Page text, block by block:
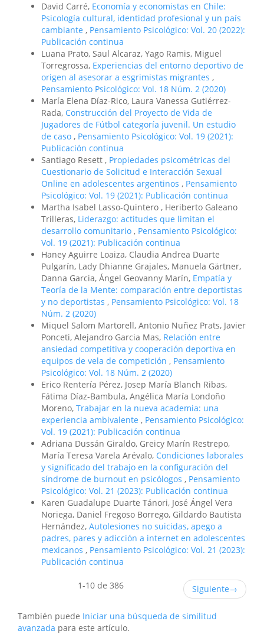
David Carré, Economía y economistas en Chile:
Psicología cultural, identidad profesional y un país
cambiante , Pensamiento Psicológico: Vol. 20 (2022):
Publicación continua
Luana Prato, Saul Alcaraz, Yago Ramis, Miguel
Torregrossa, Experiencias del entorno deportivo de
origen al asesorar a esgrimistas migrantes ,
Pensamiento Psicológico: Vol. 18 Núm. 2 (2020)
María Elena Díaz-Rico, Laura Vanessa Gutiérrez-
Rada, Construcción del Proyecto de Vida de
Jugadores de Fútbol categoría juvenil. Un estudio
de caso , Pensamiento Psicológico: Vol. 19 (2021):
Publicación continua
Santiago Resett , Propiedades psicométricas del
Cuestionario de Solicitud e Interacción Sexual
Online en adolescentes argentinos , Pensamiento
Psicológico: Vol. 19 (2021): Publicación continua
Martha Isabel Lasso-Quintero , Heriberto Galeano
Trilleras, Liderazgo: actitudes que limitan el
desarrollo comunitario , Pensamiento Psicológico:
Vol. 19 (2021): Publicación continua
Haney Aguirre Loaiza, Claudia Andrea Duarte
Pulgarín, Lady Dhianne Grajales, Manuela Gärtner,
Danna Garcia, Ángel Geovanny Marín, Empatía y
Teoría de la Mente: comparación entre deportistas
y no deportistas , Pensamiento Psicológico: Vol. 18
Núm. 2 (2020)
Miquel Salom Martorell, Antonio Nuñez Prats, Javier
Ponceti, Alejandro Garcia Mas, Relación entre
ansiedad competitiva y cooperación deportiva en
equipos de vela de competición , Pensamiento
Psicológico: Vol. 18 Núm. 2 (2020)
Erico Rentería Pérez, Josep María Blanch Ribas,
Fátima Díaz-Bambula, Angélica María Londoño
Moreno, Trabajar en la nueva academia: una
experiencia ambivalente , Pensamiento Psicológico:
Vol. 19 (2021): Publicación continua
Adriana Dussán Giraldo, Greicy Marín Restrepo,
María Teresa Varela Arévalo, Condiciones laborales
y significado del trabajo en la configuración del
síndrome de burnout en psicólogos , Pensamiento
Psicológico: Vol. 21 (2023): Publicación continua
Karen Guadalupe Duarte Tánori, José Ángel Vera
Noriega, Daniel Fregoso Borrego, Gildardo Bautista
Hernández, Autolesiones no suicidas, apego a
padres, pares y adicción a internet en adolescentes
mexicanos , Pensamiento Psicológico: Vol. 21 (2023):
Publicación continua
1-10 de 386 Siguiente→
También puede Iniciar una búsqueda de similitud
avanzada para este artículo.